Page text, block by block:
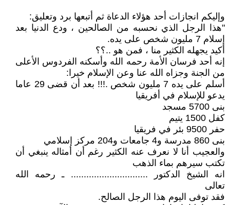
وإليكم انجازات أحد هؤلاء الدعاة ثم أتبعها برد وتعليق:
"هذا الرجل الذي نحسبه من الصالحين ، ودع الدنيا بعد
إسلام 7 مليون شخص على يده.
أكيد يجهله الكثير منا ، فمن هو ..؟؟
إنه أحد فرسان الأمة رحمه الله وأسكنه الفردوس الأعلى
من الجنة وجزاه الله عنا وعن الإسلام خيرا:
أسلم على يده 7 مليون شخص .!!! بعد أن قضى 29 عاما
يدعو للإسلام في أفريقيا
بنى 5700 مسجد
كفل 1500 يتيم
حفر 9500 بئر في فريقيا
بنى 860 مدرسة و4 جامعات و204 مركز إسلامي
والعجيب أنا لا نعرف عنه الكثير رغم أن أمثاله ينبغي أن
تكتب سيرهم بماء الذهب
انه الشيخ الدكتور .............................. ـ رحمه الله
تعالى
فقد توفى اليوم هذا الرجل الصالح.